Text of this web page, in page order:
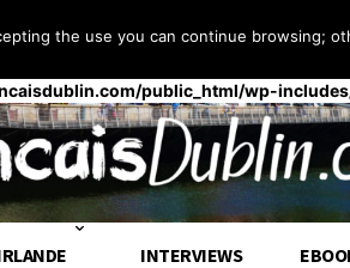
. Le chargement de la traduction pour le
public_html/wp-
INTERVIEWS
the use you can continue browsing;